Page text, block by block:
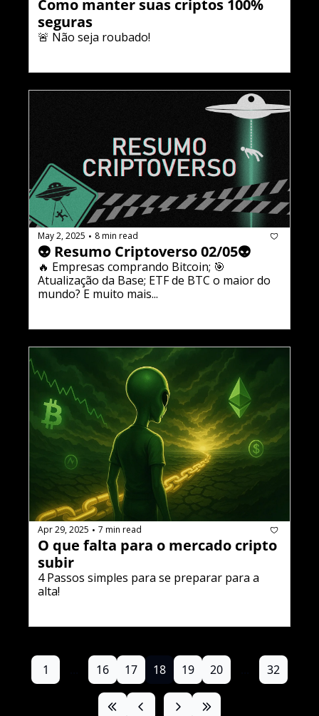
Como manter suas criptos 100%
seguras
🚨 Não seja roubado!
May 2, 2025 • 8 min read
👽 Resumo Criptoverso 02/05👽
🔥 Empresas comprando Bitcoin; 🎯
Atualização da Base; ETF de BTC o maior do
mundo? E muito mais...
Apr 29, 2025 • 7 min read
O que falta para o mercado cripto
subir
4 Passos simples para se preparar para a
alta!
1 16 17 18 19 20 32